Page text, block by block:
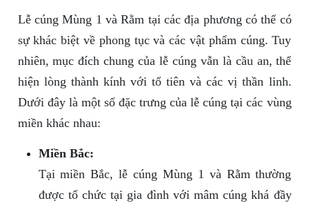
Lễ cúng Mùng 1 và Rằm tại các địa phương có thể có
sự khác biệt về phong tục và các vật phẩm cúng. Tuy
nhiên, mục đích chung của lễ cúng vẫn là cầu an, thể
hiện lòng thành kính với tổ tiên và các vị thần linh.
Dưới đây là một số đặc trưng của lễ cúng tại các vùng
miền khác nhau:
Miền Bắc:
Tại miền Bắc, lễ cúng Mùng 1 và Rằm thường
được tổ chức tại gia đình với mâm cúng khá đầy